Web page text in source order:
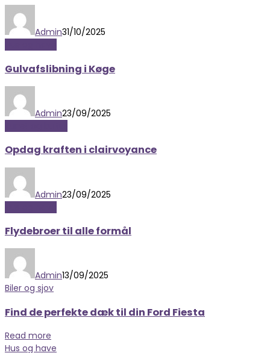
Admin31/10/2025
Gulvafslibning i Køge
Admin23/09/2025
Opdag kraften i clairvoyance
Admin23/09/2025
Flydebroer til alle formål
Admin13/09/2025
Biler og sjov
Find de perfekte dæk til din Ford Fiesta
Read more
Hus og have